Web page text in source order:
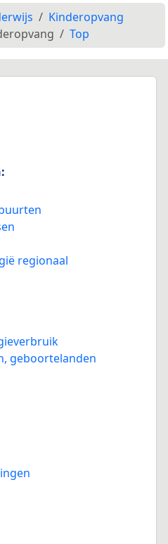
Kinderopvang
Top
regionaal
geboortelanden